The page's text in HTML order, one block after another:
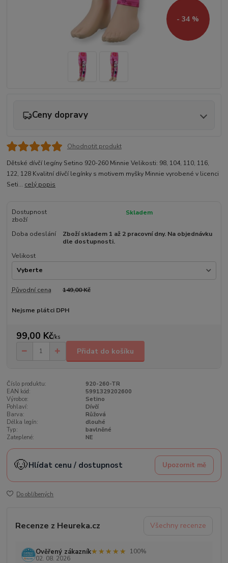
- 34 %
Ceny dopravy
Ohodnotit produkt
Dětské dívčí legíny Setino 920-260 Minnie Velikosti: 98, 104, 110, 116,
122, 128 Kvalitní dívčí legínky s motivem myšky Minnie vyrobené v licenci
Seti... celý popis
Dostupnost
zboží
Skladem
Doba odeslání
Zboží skladem 1 až 2 pracovní dny. Na objednávku
dle dostupnosti.
Velikost
Původní cena 149,00 Kč
Nejsme plátci DPH
99,00 Kč/ks
Přidat do košíku
Číslo produktu:
920-260-TR
EAN kód:
5991329202600
Výrobce:
Setino
Pohlaví:
Dívčí
Barva:
Růžová
Délka legín:
dlouhé
Typ:
bavlněné
Zateplené:
NE
🐶Hlídat cenu / dostupnost Upozornit mě
Do oblíbených
Recenze z Heureka.cz Všechny recenze
Ověřený zákazník★★★★★
★★★★★
100%
02. 08. 2026